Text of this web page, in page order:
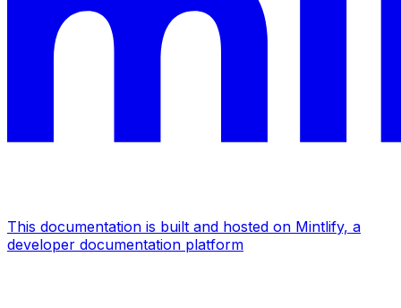
This documentation is built and hosted on Mintlify, a
developer documentation platform